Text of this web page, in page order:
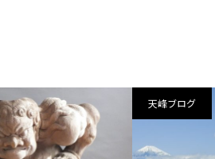
天峰ブログ